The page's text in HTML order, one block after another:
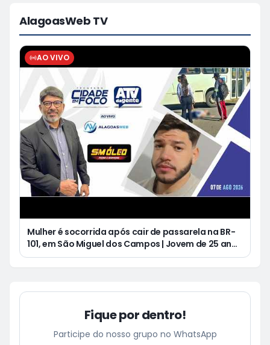
AlagoasWeb TV
AO VIVO
Mulher é socorrida após cair de passarela na BR-
101, em São Miguel dos Campos | Jovem de 25 anos
morre após acidente de moto no Distrito
Fique por dentro!
Participe do nosso grupo no WhatsApp